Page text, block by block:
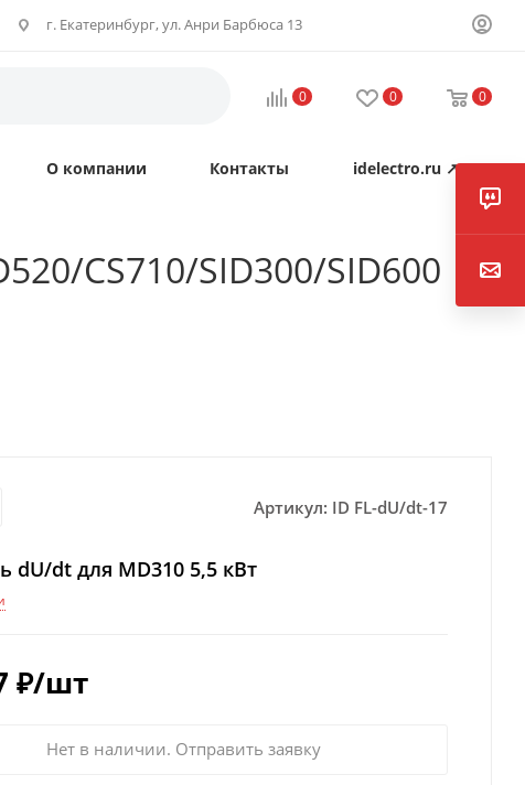
г. Екатеринбург, ул. Анри Барбюса 13
0 0 0
О компании Контакты idelectro.ru ↗
CS710/SID300/SID600
Артикул: ID FL-dU/dt-17
dU/dt для MD310 5,5 кВт
₽/шт
Нет в наличии. Отправить заявку